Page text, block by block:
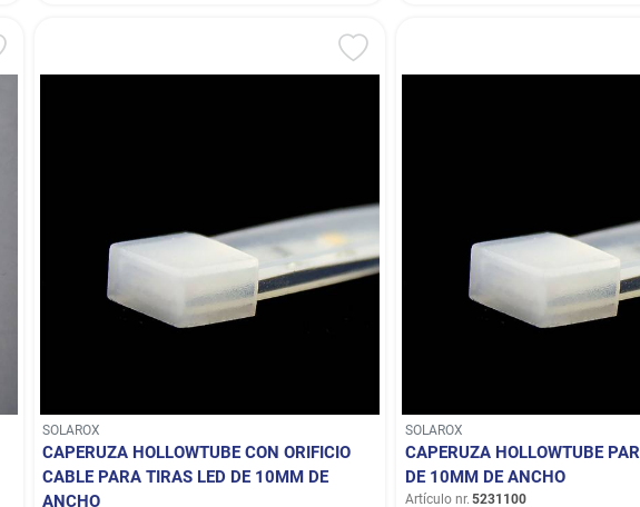
SOLAROX
CAPERUZA HOLLOWTUBE CON ORIFICIO
CABLE PARA TIRAS LED DE 10MM DE
ANCHO
SOLAROX
CAPERUZA HOLLOWTUBE
DE 10MM DE ANCHO
Artículo nr. 5231100